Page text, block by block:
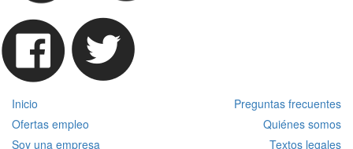
Inicio
Preguntas frecuentes
Ofertas empleo
Quiénes somos
Soy una empresa
Textos legales